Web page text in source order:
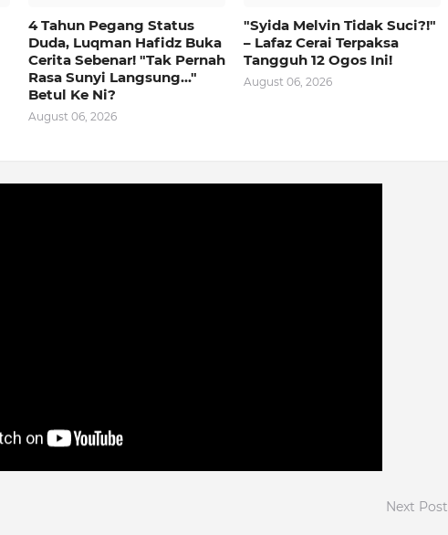
4 Tahun Pegang Status
Duda, Luqman Hafidz Buka
Cerita Sebenar! "Tak Pernah
Rasa Sunyi Langsung..."
Betul Ke Ni?
August 06, 2026
"Syida Melvin Tidak Suci?!"
– Lafaz Cerai Terpaksa
Tangguh 12 Ogos Ini!
August 06, 2026
Next Post